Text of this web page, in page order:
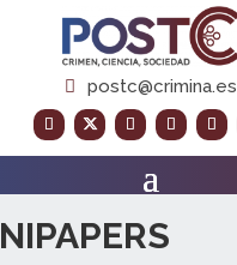
postc@crimina.es
NIPAPERS